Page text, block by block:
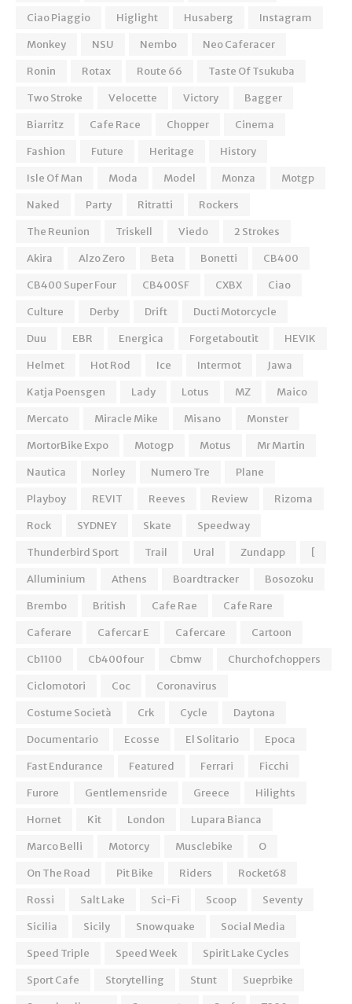
Ciao Piaggio
Higlight Husaberg
Instagram
Monkey
NSU Nembo
Neo Caferacer
Ronin
Rotax Route 66
Taste Of Tsukuba
Two Stroke
Velocette Victory
Bagger
Biarritz
Cafe Race Chopper
Cinema
Fashion
Future Heritage
History
Isle Of Man
Moda Model Monza
Motgp
Naked
Party Ritratti
Rockers
The Reunion
Triskell Viedo
2 Strokes
Akira
Alzo Zero Beta Bonetti
CB400
CB400 Super Four
CB400SF CXBX
Ciao
Culture
Derby Drift
Ducti Motorcycle
Duu
EBR Energica Forgetaboutit
HEVIK
Helmet
Hot Rod Ice Intermot
Jawa
Katja Poensgen
Lady Lotus MZ
Maico
Mercato
Miracle Mike Misano
Monster
MortorBike Expo
Motogp Motus
Mr Martin
Nautica
Norley Numero Tre
Plane
Playboy
REVIT Reeves Review
Rizoma
Rock
SYDNEY Skate
Speedway
Thunderbird Sport
Trail Ural Zundapp
[
Alluminium
Athens Boardtracker
Bosozoku
Brembo
British Cafe Rae
Cafe Rare
Caferare
Cafercar E Cafercare
Cartoon
Cb1100
Cb400four Cbmw
Churchofchoppers
Ciclomotori
Coc
Coronavirus
Costume Società
Crk Cycle
Daytona
Documentario
Ecosse El Solitario
Epoca
Fast Endurance
Featured Ferrari
Ficchi
Furore
Gentlemensride Greece
Hilights
Hornet
Kit London
Lupara Bianca
Marco Belli
Motorcy Musclebike
O
On The Road
Pit Bike Riders
Rocket68
Rossi
Salt Lake Sci-Fi Scoop
Seventy
Sicilia
Sicily Snowquake
Social Media
Speed Triple
Speed Week
Spirit Lake Cycles
Sport Cafe
Storytelling Stunt
Sueprbike